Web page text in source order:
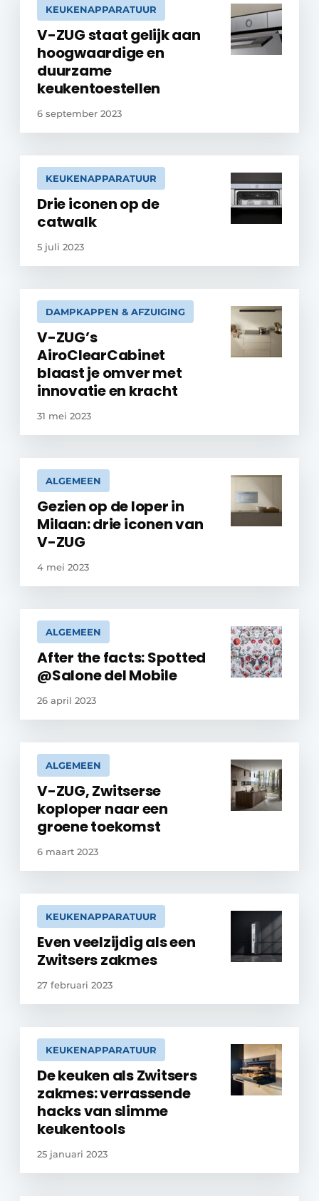
KEUKENAPPARATUUR
V-ZUG staat gelijk aan
hoogwaardige en
duurzame
keukentoestellen
6 september 2023
KEUKENAPPARATUUR
Drie iconen op de
catwalk
5 juli 2023
DAMPKAPPEN & AFZUIGING
V-ZUG’s
AiroClearCabinet
blaast je omver met
innovatie en kracht
31 mei 2023
ALGEMEEN
Gezien op de loper in
Milaan: drie iconen van
V-ZUG
4 mei 2023
ALGEMEEN
After the facts: Spotted
@Salone del Mobile
26 april 2023
ALGEMEEN
V-ZUG, Zwitserse
koploper naar een
groene toekomst
6 maart 2023
KEUKENAPPARATUUR
Even veelzijdig als een
Zwitsers zakmes
27 februari 2023
KEUKENAPPARATUUR
De keuken als Zwitsers
zakmes: verrassende
hacks van slimme
keukentools
25 januari 2023